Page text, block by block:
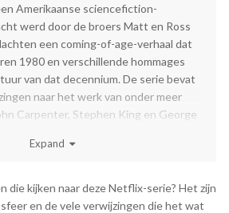
Amerikaanse sciencefiction-
werd door de broers Matt en Ross
een coming-of-age-verhaal dat
1980 en verschillende hommages
van dat decennium. De serie bevat
naar het werk van onder meer
Carpenter, Stephen King en George
Netflix.Expand
die kijken naar deze Netflix-serie? Het zijn
en de vele verwijzingen die het wat